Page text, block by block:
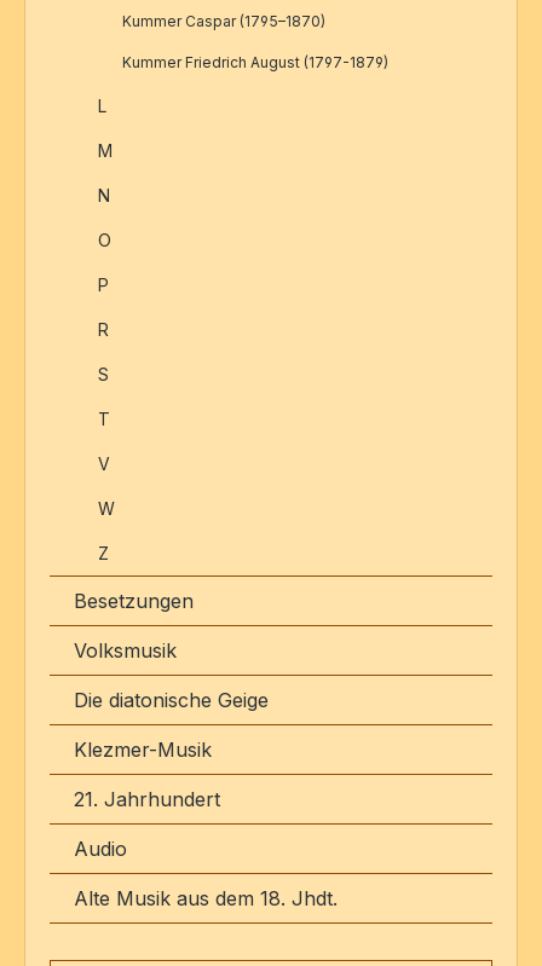
Kummer Caspar (1795–1870)
Kummer Friedrich August (1797-1879)
L
M
N
O
P
R
S
T
V
W
Z
Besetzungen
Volksmusik
Die diatonische Geige
Klezmer-Musik
21. Jahrhundert
Audio
Alte Musik aus dem 18. Jhdt.